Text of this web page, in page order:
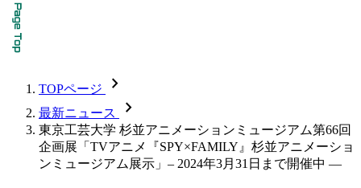
TOPページ chevron_forward
最新ニュース chevron_forward
東京工芸大学 杉並アニメーションミュージアム第66回
企画展「TVアニメ『SPY×FAMILY』杉並アニメーショ
ンミュージアム展示」– 2024年3月31日まで開催中 —